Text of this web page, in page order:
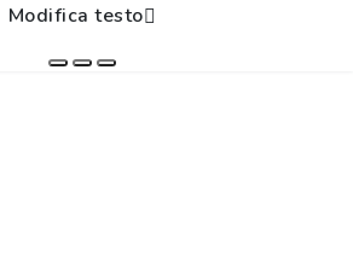
Modifica testo